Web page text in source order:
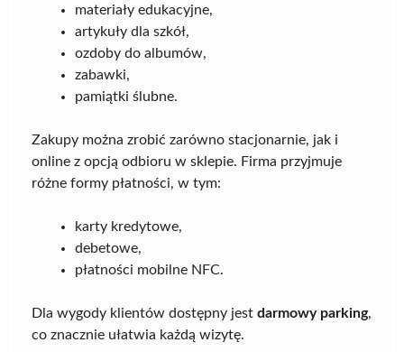
materiały edukacyjne,
artykuły dla szkół,
ozdoby do albumów,
zabawki,
pamiątki ślubne.
Zakupy można zrobić zarówno stacjonarnie, jak i
online z opcją odbioru w sklepie. Firma przyjmuje
różne formy płatności, w tym:
karty kredytowe,
debetowe,
płatności mobilne NFC.
Dla wygody klientów dostępny jest darmowy parking,
co znacznie ułatwia każdą wizytę.